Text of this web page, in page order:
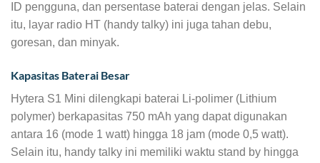
ID pengguna, dan persentase baterai dengan jelas. Selain
itu, layar radio HT (handy talky) ini juga tahan debu,
goresan, dan minyak.
Kapasitas Baterai Besar
Hytera S1 Mini dilengkapi baterai Li-polimer (Lithium
polymer) berkapasitas 750 mAh yang dapat digunakan
antara 16 (mode 1 watt) hingga 18 jam (mode 0,5 watt).
Selain itu, handy talky ini memiliki waktu stand by hingga